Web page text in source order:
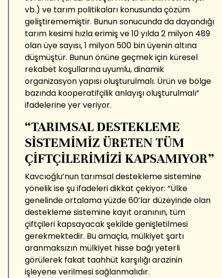
vb.) ve tarım politikaları konusunda çözüm
geliştirememiştir. Bunun sonucunda da dayandığı
tarım kesimi hızla erimiş ve 10 yılda 2 milyon 489
olan üye sayısı, 1 milyon 500 bin üyenin altına
düşmüştür. Bunun önüne geçmek için küresel
rekabet koşullarına uyumlu, dinamik
organizasyon yapısı oluşturulmalı. Ürün ve bölge
bazında kooperatifçilik anlayışı oluşturulmalı”
ifadelerine yer veriyor.
“TARIMSAL DESTEKLEME
SİSTEMİMİZ ÜRETEN TÜM
ÇİFTÇİLERİMİZİ KAPSAMIYOR”
Kavcıoğlu’nun tarımsal destekleme sistemine
yönelik ise şu ifadeleri dikkat çekiyor: “Ülke
genelinde ortalama yüzde 60’lar düzeyinde olan
destekleme sistemine kayıt oranının, tüm
çiftçileri kapsayacak şekilde genişletilmesi
gerekmektedir. Bu amaçla, mülkiyet şartı
aranmaksızın mülkiyet hisse bağı yeterli
görülerek fakat taahhüt karşılığı arazinin
işleyene verilmesi sağlanmalıdır.